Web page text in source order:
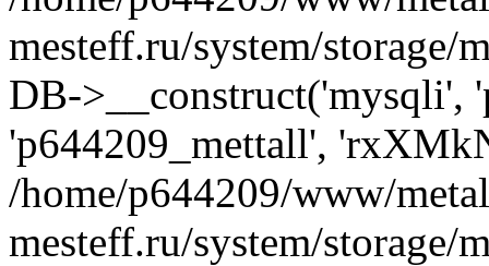
mesteff.ru/system/
DB->__construct('mysqli',
'p644209_mettall',
/home/p644209/www/
mesteff.ru/system/